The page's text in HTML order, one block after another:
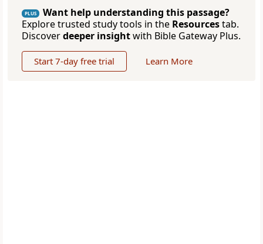
PLUS
Want help understanding this passage?
Explore trusted study tools in the Resourcestab.
Discoverdeeper insightwith Bible Gateway Plus.
Start 7-day free trial Learn More